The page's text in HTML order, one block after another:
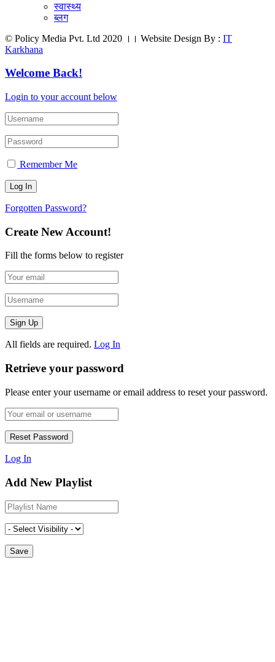
स्वास्थ्य
ब्लग
© Policy Media Pvt. Ltd 2020 ।। Website Design By : IT
Karkhana
Welcome Back!
Login to your account below
Remember Me
Forgotten Password?
Create New Account!
Fill the forms below to register
All fields are required. Log In
Retrieve your password
Please enter your username or email address to reset your password.
Log In
Add New Playlist